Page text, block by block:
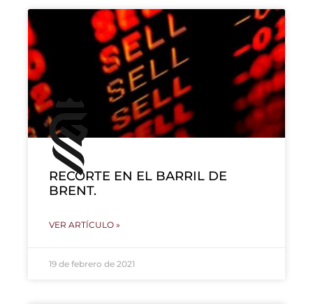
RECORTE EN EL BARRIL DE
BRENT.
VER ARTÍCULO »
19 de febrero de 2021